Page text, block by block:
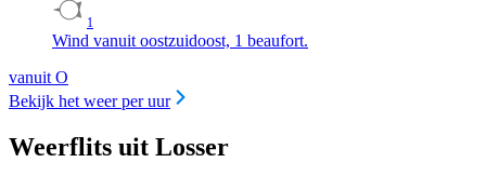
1
Wind vanuit oostzuidoost, 1 beaufort.
vanuit O
Bekijk het weer per uur
Weerflits uit Losser